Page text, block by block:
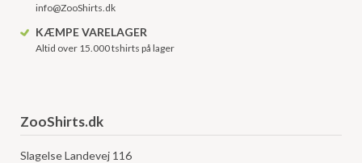
info@ZooShirts.dk
KÆMPE VARELAGER
Altid over 15.000 tshirts på lager
ZooShirts.dk
Slagelse Landevej 116